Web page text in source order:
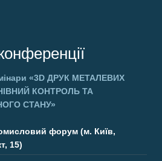
«3D ДРУК МЕТАЛЕВИХ
КОНТРОЛЬ ТА
СТАНУ»
форум (м. Київ,
15)